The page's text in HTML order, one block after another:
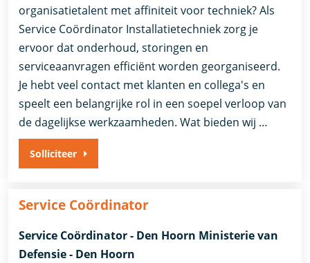
organisatietalent met affiniteit voor techniek? Als
Service Coördinator Installatietechniek zorg je
ervoor dat onderhoud, storingen en
serviceaanvragen efficiënt worden georganiseerd.
Je hebt veel contact met klanten en collega's en
speelt een belangrijke rol in een soepel verloop van
de dagelijkse werkzaamheden. Wat bieden wij …
Solliciteer
Service Coördinator
Service Coördinator - Den Hoorn Ministerie van
Defensie - Den Hoorn